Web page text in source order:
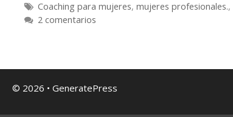
Coaching para mujeres, mujeres profesionales.,
2 comentarios
© 2026 • GeneratePress